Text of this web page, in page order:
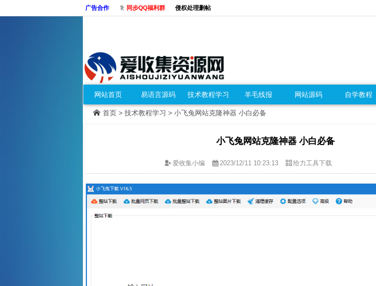
广告合作 同步QQ福利群 侵权处理删帖
网站首页 易语言源码 技术教程学习 羊毛线报 网站源码 自学教程
首页 > 技术教程学习 > 小飞兔网站克隆神器 小白必备
小飞兔网站克隆神器 小白必备
爱收集小编 2023/12/11 10:23:13 给力工具下载